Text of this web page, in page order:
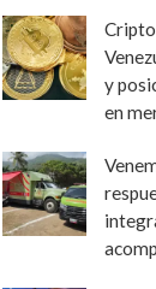
y
en